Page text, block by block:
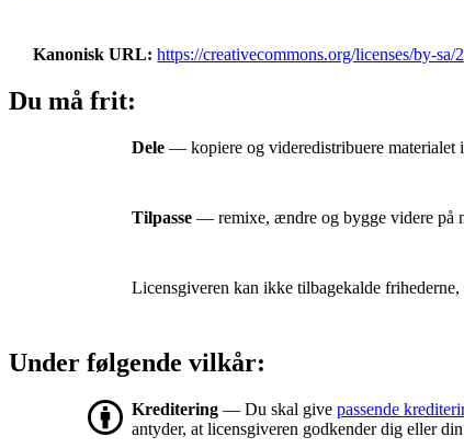
Kanonisk URL https://creativecommons.org/licenses/by-sa/
Du må frit:
Dele — kopiere og videredistribuere materialet
Tilpasse — remixe, ændre og bygge videre på
Licensgiveren kan ikke tilbagekalde
Under følgende vilkår:
Kreditering — Du skal give passende
antyder, at licensgiveren godkender dig eller